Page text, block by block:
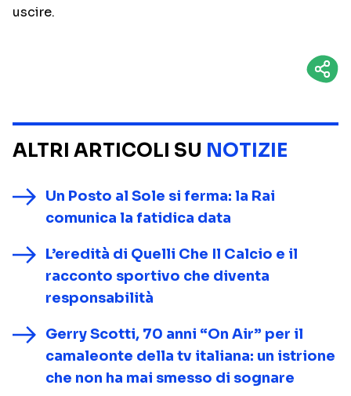
uscire.
ALTRI ARTICOLI SU NOTIZIE
Un Posto al Sole si ferma: la Rai
comunica la fatidica data
L’eredità di Quelli Che Il Calcio e il
racconto sportivo che diventa
responsabilità
Gerry Scotti, 70 anni “On Air” per il
camaleonte della tv italiana: un istrione
che non ha mai smesso di sognare